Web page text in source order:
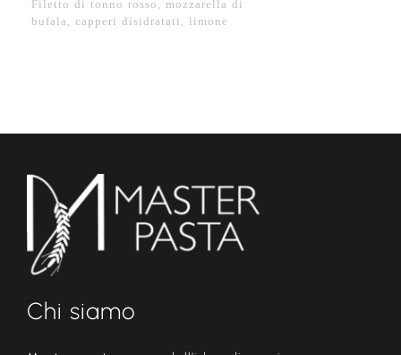
Filetto di tonno rosso, mozzarella di
bufala, capperi disidratati, limone
Chi siamo